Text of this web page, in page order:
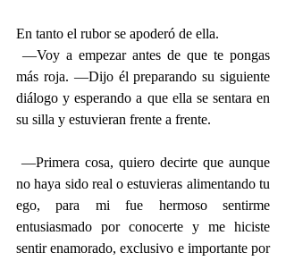
En tanto el rubor se apoderó de ella.
más roja. —Dijo él preparando su siguiente
diálogo y esperando a que ella se sentara en
su silla y estuvieran frente a frente.
no haya sido real o estuvieras alimentando tu
ego, para mi fue hermoso sentirme
entusiasmado por conocerte y me hiciste
sentir enamorado, exclusivo e importante por